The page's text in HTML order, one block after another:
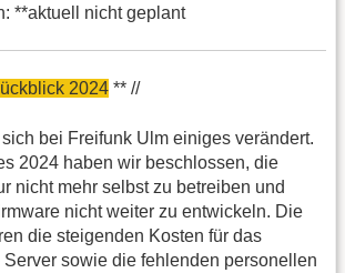
**aktuell nicht geplant
2024 ** //
sich bei Freifunk Ulm einiges verändert.
2024 haben wir beschlossen, die
nicht mehr selbst zu betreiben und
nicht weiter zu entwickeln. Die
die steigenden Kosten für das
sowie die fehlenden personellen